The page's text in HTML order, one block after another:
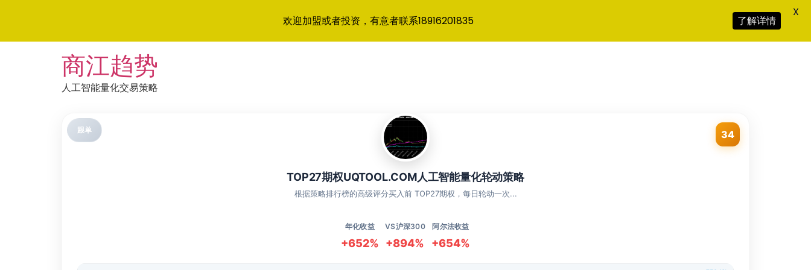
商江趋势
人工智能量化交易策略
跟单 34
TOP27期权UQTOOL.COM人工智能量化轮动策略
根据策略排行榜的高级评分买入前 TOP27期权，每日轮动一次...
年化收益
+652%
VS沪深300
+894%
阿尔法收益
+654%
欢迎加盟或者投资，有意者联系18916201835 了解详情
X